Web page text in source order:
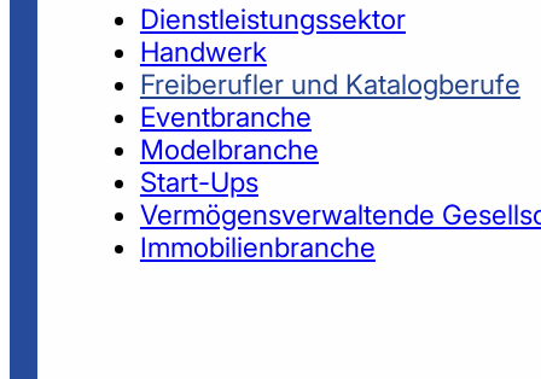
Dienstleistungssektor
Handwerk
Freiberufler und Katalogberufe
Eventbranche
Modelbranche
Start-Ups
Vermögensverwaltende
Immobilienbranche